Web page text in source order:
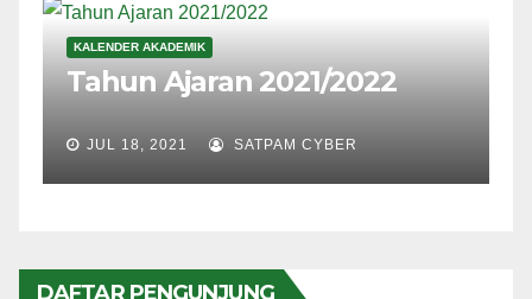
KALENDER AKADEMIK
Tahun Ajaran 2021/2022
JUL 18, 2021 SATPAM CYBER
DAFTAR PENGUNJUNG